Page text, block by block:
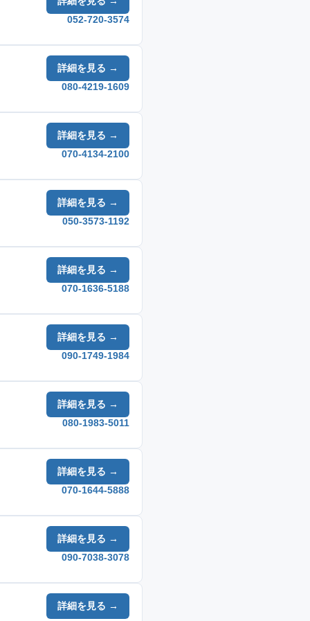
052-720-3574
詳細を見る →
080-4219-1609
詳細を見る →
070-4134-2100
詳細を見る →
050-3573-1192
詳細を見る →
070-1636-5188
詳細を見る →
090-1749-1984
詳細を見る →
080-1983-5011
詳細を見る →
070-1644-5888
詳細を見る →
090-7038-3078
詳細を見る →